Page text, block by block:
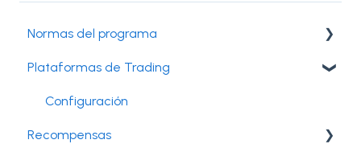
Normas del programa
Estrategias prohibidas
Condiciones de Trading
Plataformas de Trading
Configuración
Recompensas